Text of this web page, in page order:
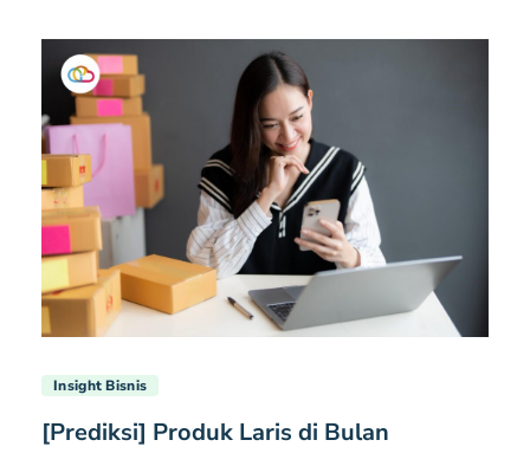
Insight Bisnis
[Prediksi] Produk Laris di Bulan